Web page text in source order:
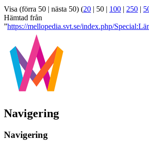
Visa (förra 50 | nästa 50) (20 | 50 | 100 | 250 |
Hämtad från
”https://mellopedia.svt.se/index.php/
Navigering
Navigering